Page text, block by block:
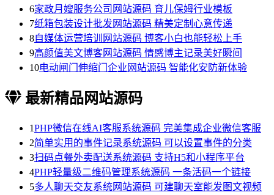
6家政月嫂服务公司网站源码 育儿保姆行业模板
7纸箱包装设计批发网站源码 精美定制心意传递
8自媒体运营培训网站源码 博客小白也能轻松上手
9高颜值美文博客网站源码 情感博主记录美好瞬间
10电动闸门伸缩门企业网站源码 智能化安防新体验
最新精品网站源码
1PHP微信在线AI客服系统源码 完美集成企业微信客服
2简单实用的事件记录系统源码 可以设置事件的分类
3扫码点餐外卖配送系统源码 支持H5和小程序平台
4PHP轻量级二维码管理系统源码 一条活码一个链接
5多人聊天交友系统网站源码 可建聊天室能发图文视频